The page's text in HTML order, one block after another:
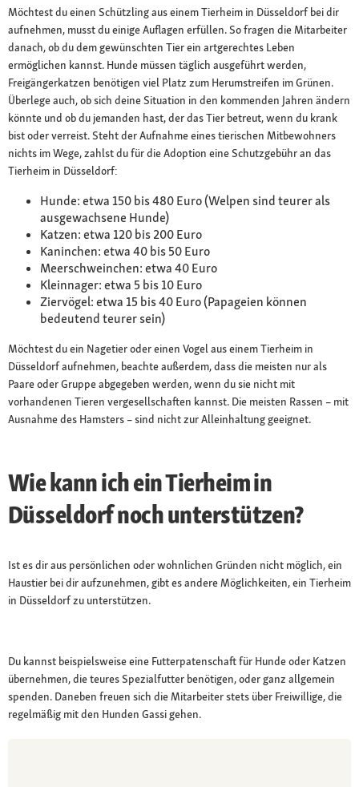
Möchtest du einen Schützling aus einem Tierheim in Düsseldorf bei dir
aufnehmen, musst du einige Auflagen erfüllen. So fragen die Mitarbeiter
danach, ob du dem gewünschten Tier ein artgerechtes Leben
ermöglichen kannst. Hunde müssen täglich ausgeführt werden,
Freigängerkatzen benötigen viel Platz zum Herumstreifen im Grünen.
Überlege auch, ob sich deine Situation in den kommenden Jahren ändern
könnte und ob du jemanden hast, der das Tier betreut, wenn du krank
bist oder verreist. Steht der Aufnahme eines tierischen Mitbewohners
nichts im Wege, zahlst du für die Adoption eine Schutzgebühr an das
Tierheim in Düsseldorf:
Hunde: etwa 150 bis 480 Euro (Welpen sind teurer als
ausgewachsene Hunde)
Katzen: etwa 120 bis 200 Euro
Kaninchen: etwa 40 bis 50 Euro
Meerschweinchen: etwa 40 Euro
Kleinnager: etwa 5 bis 10 Euro
Ziervögel: etwa 15 bis 40 Euro (Papageien können
bedeutend teurer sein)
Möchtest du ein Nagetier oder einen Vogel aus einem Tierheim in
Düsseldorf aufnehmen, beachte außerdem, dass die meisten nur als
Paare oder Gruppe abgegeben werden, wenn du sie nicht mit
vorhandenen Tieren vergesellschaften kannst. Die meisten Rassen – mit
Ausnahme des Hamsters – sind nicht zur Alleinhaltung geeignet.
Wie kann ich ein Tierheim in
Düsseldorf noch unterstützen?
Ist es dir aus persönlichen oder wohnlichen Gründen nicht möglich, ein
Haustier bei dir aufzunehmen, gibt es andere Möglichkeiten, ein Tierheim
in Düsseldorf zu unterstützen.
Du kannst beispielsweise eine Futterpatenschaft für Hunde oder Katzen
übernehmen, die teures Spezialfutter benötigen, oder ganz allgemein
spenden. Daneben freuen sich die Mitarbeiter stets über Freiwillige, die
regelmäßig mit den Hunden Gassi gehen.